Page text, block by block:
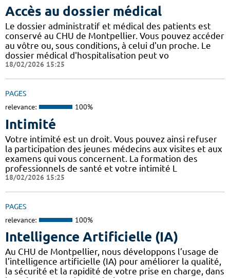
Accès au dossier médical
Le dossier administratif et médical des patients est
conservé au CHU de Montpellier. Vous pouvez accéder
au vôtre ou, sous conditions, à celui d'un proche. Le
dossier médical d'hospitalisation peut vo
18/02/2026 15:25
PAGES
relevance: 100%
Intimité
Votre intimité est un droit. Vous pouvez ainsi refuser
la participation des jeunes médecins aux visites et aux
examens qui vous concernent. La formation des
professionnels de santé et votre intimité L
18/02/2026 15:25
PAGES
relevance: 100%
Intelligence Artificielle (IA)
Au CHU de Montpellier, nous développons l’usage de
l’intelligence artificielle (IA) pour améliorer la qualité,
la sécurité et la rapidité de votre prise en charge, dans